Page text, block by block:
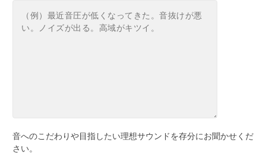
音へのこだわりや目指したい理想サウンドを存分にお聞かせくだ
さい。